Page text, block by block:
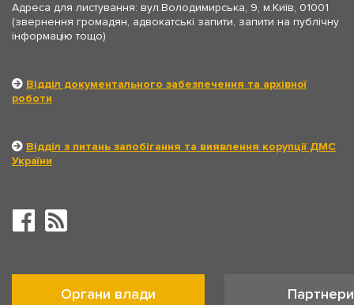
Адреса для листування: вул.Володимирська, 9, м.Київ, 01001
(звернення громадян, адвокатські запити, запити на публічну
інформацію тощо)
Відділ документального забезпечення та архівної
роботи
Відділ з питань запобігання та виявлення корупції ДМС
України
Органи влади Партнери